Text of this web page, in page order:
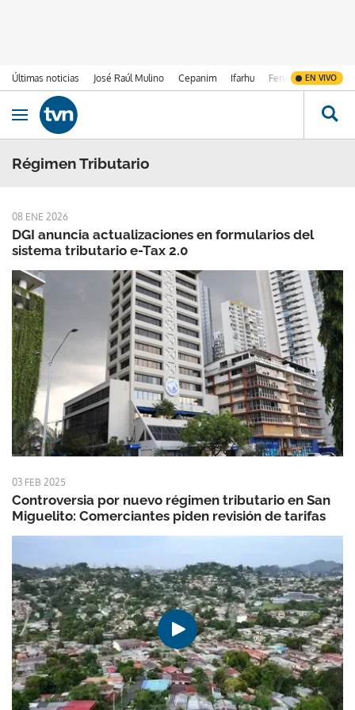
Últimas noticias José Raúl Mulino Cepanim Ifarhu Fenómeno de El
EN VIVO
Ir al contenido
Obrir navegació
Régimen Tributario
08 ENE 2026
DGI anuncia actualizaciones en formularios del
sistema tributario e-Tax 2.0
03 FEB 2025
Controversia por nuevo régimen tributario en San
Miguelito: Comerciantes piden revisión de tarifas